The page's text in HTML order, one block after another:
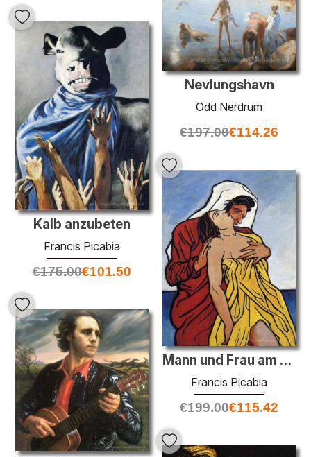
Nevlungshavn
Odd Nerdrum
€197.00€114.26
Kalb anzubeten
Francis Picabia
€175.00€101.50
Mann und Frau am Meer
Francis Picabia
€199.00€115.42